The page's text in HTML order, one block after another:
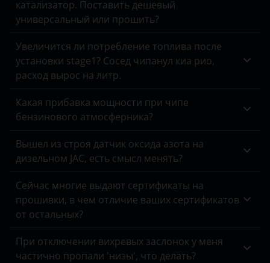
Peugeot
Ravon
Renault
Saab
Skoda
Smart
SsangYong
Suzuki
Chevrolet
Citroen
Daewoo
Daihatsu
Dodge
DongFeng
EXEED
Fiat
V70
XC40
XC60
XC90
катализатор. Поставить дешевый
универсальный или прошить?
Увеличится ли потребление топлива после
установки stage1? Сосед чипанул киа рио,
расход вырос на литр.
Какая прибавка мощности при чипе
бензинового атмосферника?
Вышел из строя датчик оксида азота на
дизельном JAC, есть смысл менять?
Сейчас многие выдают сертификаты на
прошивки, в чем отличие ваших сертификатов
от остальных?
При отключении вихревых заслонок у меня
частично пропали 'низы', что делать?